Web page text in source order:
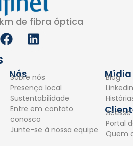
de fibra óptica
F
a
e
b
o
o
k
L
i
e
d
i
n
Nós
Sobre nós
Presença local
Sustentabilidade
Entre em contato
conosco
Junte-se à nossa equipe
Mídia
Blog
Linkedin
Acesse
Portal
Quem